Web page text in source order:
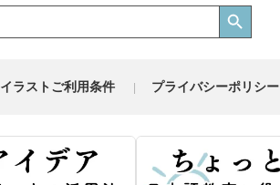
Search Button
イラストご利用条件 プライバシーポリシー